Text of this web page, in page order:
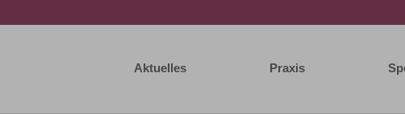
Aktuelles Praxis